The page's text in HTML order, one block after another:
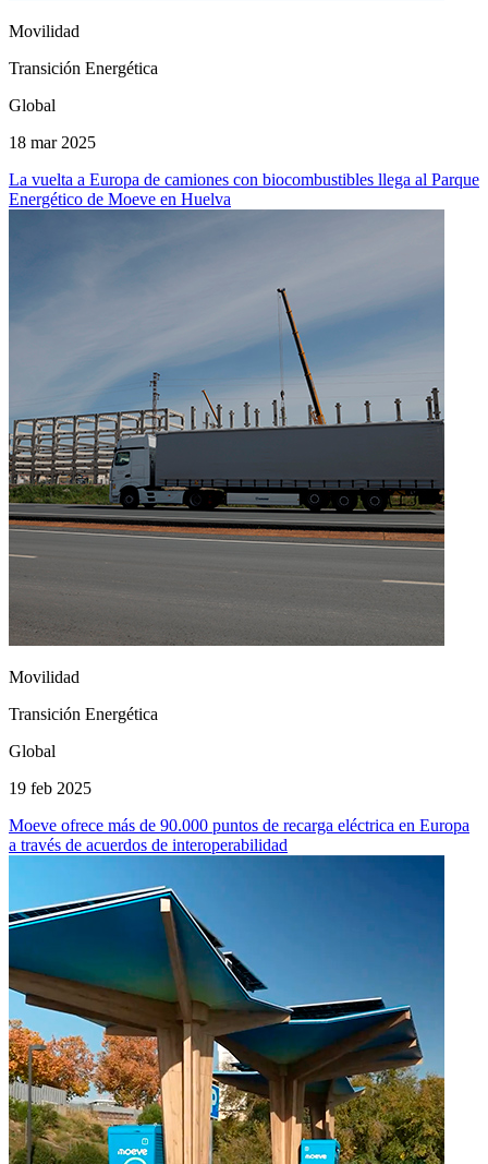
Movilidad
Transición Energética
Global
18 mar 2025
La vuelta a Europa de camiones con biocombustibles llega al Parque
Energético de Moeve en Huelva
Movilidad
Transición Energética
Global
19 feb 2025
Moeve ofrece más de 90.000 puntos de recarga eléctrica en Europa
a través de acuerdos de interoperabilidad